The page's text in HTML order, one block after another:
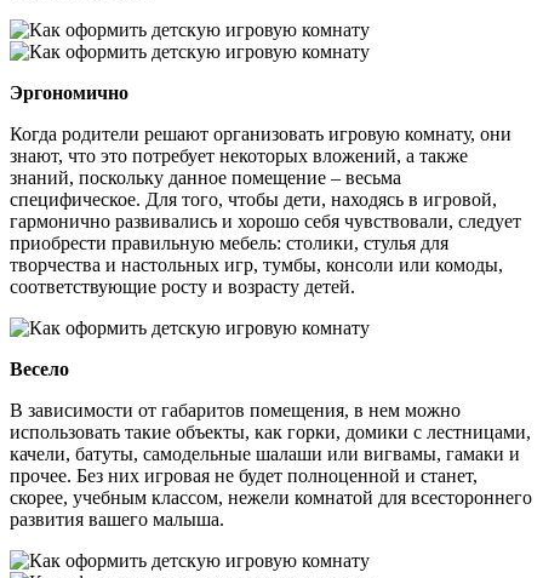
Эргономично
Когда родители решают организовать игровую комнату, они
знают, что это потребует некоторых вложений, а также
знаний, поскольку данное помещение – весьма
специфическое. Для того, чтобы дети, находясь в игровой,
гармонично развивались и хорошо себя чувствовали, следует
приобрести правильную мебель: столики, стулья для
творчества и настольных игр, тумбы, консоли или комоды,
соответствующие росту и возрасту детей.
Весело
В зависимости от габаритов помещения, в нем можно
использовать такие объекты, как горки, домики с лестницами,
качели, батуты, самодельные шалаши или вигвамы, гамаки и
прочее. Без них игровая не будет полноценной и станет,
скорее, учебным классом, нежели комнатой для всестороннего
развития вашего малыша.